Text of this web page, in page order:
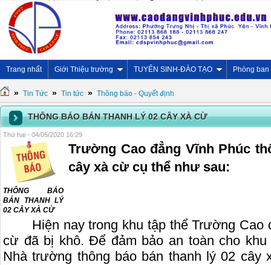
Trang nhất Giới Thiệu trường TUYỂN SINH-ĐÀO TẠO Phòng ban
» Tin Tức » Tin tức » Thông báo - Quyết định
THÔNG BÁO BÁN THANH LÝ 02 CÂY XÀ CỪ
Thứ hai - 04/05/2020 16:29
THÔNG BÁO
BÁN THANH LÝ
02 CÂY XÀ CỪ
Trường Cao đẳng Vĩnh Phúc
cây xà cừ cụ thể như sau:
Hiện nay trong khu tập thể Trường
cừ đã bị khô. Để đảm bảo an toàn cho
Nhà trường thông báo bán thanh lý 02 cây